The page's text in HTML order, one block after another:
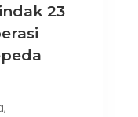
23
,